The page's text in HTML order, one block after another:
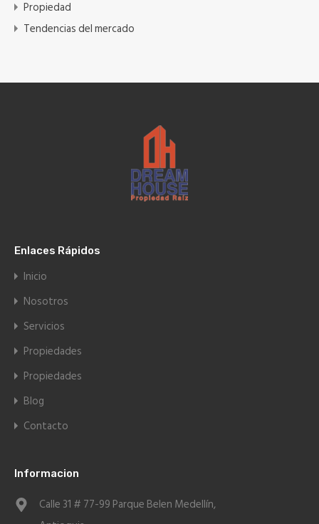
Propiedad
Tendencias del mercado
Enlaces Rápidos
Inicio
Nosotros
Servicios
Propiedades
Propiedades
Blog
Contacto
Informacion
Calle 31 # 77-99 Parque Belen Medellín,